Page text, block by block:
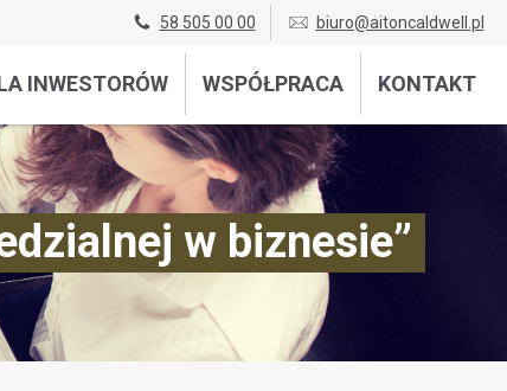
58 505 00 00 biuro@aitoncaldwell.pl
INWESTORÓW WSPÓŁPRACA KONTAKT
w biznesie”